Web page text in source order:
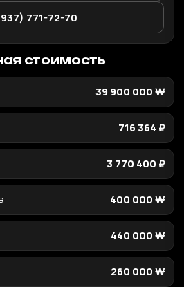
771-72-70
стоимость
39 900 000 ₩
716 364 ₽
3 770 400 ₽
400 000 ₩
440 000 ₩
260 000 ₩